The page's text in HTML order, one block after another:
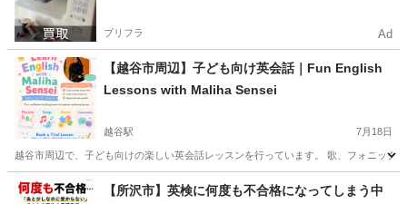
プリフラ Ad
【越谷市周辺】子ども向け英会話｜Fun English
Lessons with Maliha Sensei
越谷駅 7月18日
越谷市周辺で、子ども向けの楽しい英会話レッスンを行っています。 歌、フォニッ
埼玉 越谷市 越谷駅 英会話 子ども
【所沢市】英検に何度も不合格になってしまう中